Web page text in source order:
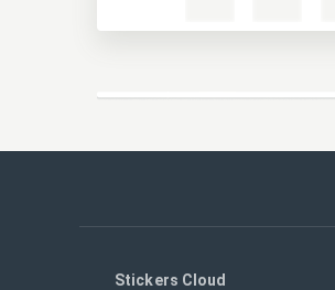
Stickers Cloud